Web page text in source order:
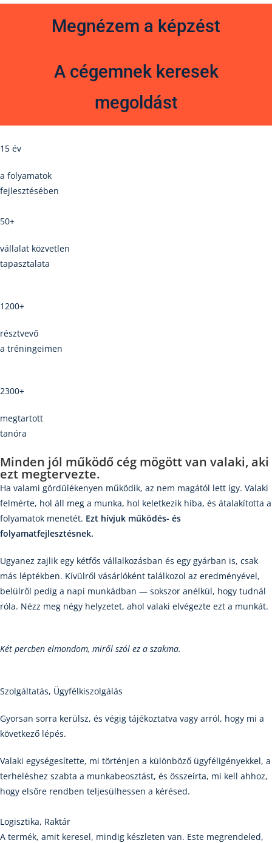
Megnézem a képzést
A cégemnek keresek
megoldást
15 év
a folyamatok
fejlesztésében
50+
vállalat közvetlen
tapasztalata
1200+
résztvevő
a tréningeimen
2300+
megtartott
tanóra
Minden jól működő cég mögött van valaki, aki
ezt megtervezte.
Ha valami gördülékenyen működik, az nem magától lett így. Valaki
felmérte, hol áll meg a munka, hol keletkezik hiba, és átalakította a
folyamatok menetét. Ezt hívjuk működés- és
folyamatfejlesztésnek.
Ugyanez zajlik egy kétfős vállalkozásban és egy gyárban is, csak
más léptékben. Kívülről vásárlóként találkozol az eredményével,
belülről pedig a napi munkádban — sokszor anélkül, hogy tudnál
róla. Nézz meg négy helyzetet, ahol valaki elvégezte ezt a munkát.
Két percben elmondom, miről szól ez a szakma.
Szolgáltatás, Ügyfélkiszolgálás
Gyorsan sorra kerülsz, és végig tájékoztatva vagy arról, hogy mi a
következő lépés.
Valaki egységesítette, mi történjen a különböző ügyféligényekkel, a
terheléshez szabta a munkabeosztást, és összeírta, mi kell ahhoz,
hogy elsőre rendben teljesülhessen a kérésed.
Logisztika, Raktár
A termék, amit keresel, mindig készleten van. Este megrendeled,